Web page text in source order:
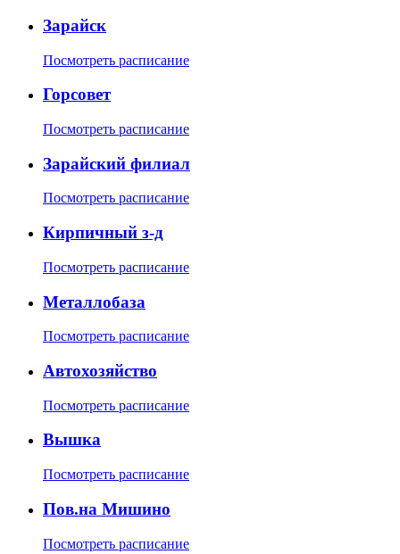
Зарайск
Посмотреть расписание
Горсовет
Посмотреть расписание
Зарайский филиал
Посмотреть расписание
Кирпичный з-д
Посмотреть расписание
Металлобаза
Посмотреть расписание
Автохозяйство
Посмотреть расписание
Вышка
Посмотреть расписание
Пов.на Мишино
Посмотреть расписание